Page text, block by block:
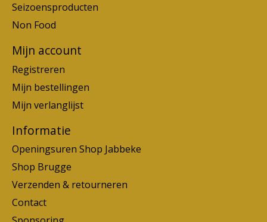
Seizoensproducten
Non Food
Mijn account
Registreren
Mijn bestellingen
Mijn verlanglijst
Informatie
Openingsuren Shop Jabbeke
Shop Brugge
Verzenden & retourneren
Contact